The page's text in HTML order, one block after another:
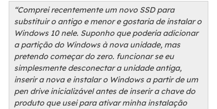
“Comprei recentemente um novo SSD para
substituir o antigo e menor e gostaria de instalar o
Windows 10 nele. Suponho que poderia adicionar
a partição do Windows à nova unidade, mas
pretendo começar do zero. funcionar se eu
simplesmente desconectar a unidade antiga,
inserir a nova e instalar o Windows a partir de um
pen drive inicializável antes de inserir a chave do
produto que usei para ativar minha instalação